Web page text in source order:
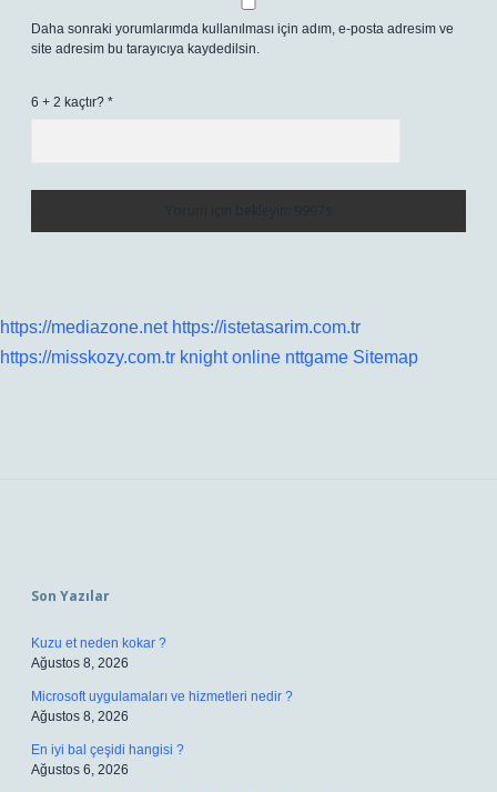
Daha sonraki yorumlarımda kullanılması için adım, e-posta adresim ve
site adresim bu tarayıcıya kaydedilsin.
6 + 2 kaçtır? *
https://mediazone.net https://istetasarim.com.tr
https://misskozy.com.tr knight online nttgame Sitemap
Son Yazılar
Kuzu et neden kokar ?
Ağustos 8, 2026
Microsoft uygulamaları ve hizmetleri nedir ?
Ağustos 8, 2026
En iyi bal çeşidi hangisi ?
Ağustos 6, 2026